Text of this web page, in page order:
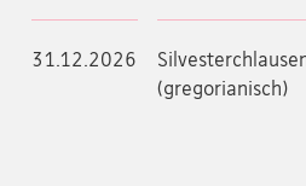
31.12.2026
(gregorianisch)